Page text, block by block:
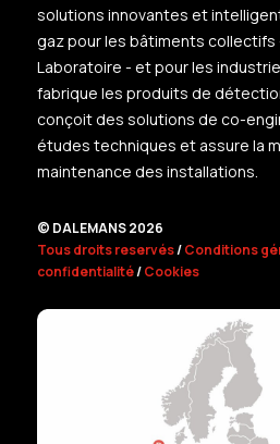
solutions innovantes et
gaz pour les bâtiments collectifs -
Laboratoire - et pour les
fabrique les produits de
conçoit des solutions de co-
études techniques et assure la
maintenance des installations.
© DALEMANS 2026
Tous droits reservés/Conditions
confidentialité/Cookies